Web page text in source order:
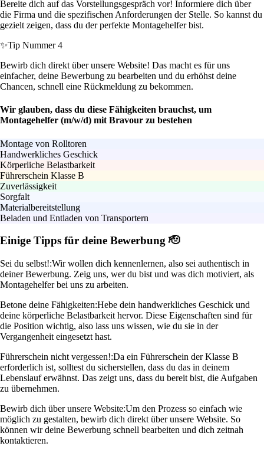
Bereite dich auf das Vorstellungsgespräch vor! Informiere dich über
die Firma und die spezifischen Anforderungen der Stelle. So kannst du
gezielt zeigen, dass du der perfekte Montagehelfer bist.
✨Tip Nummer 4
Bewirb dich direkt über unsere Website! Das macht es für uns
einfacher, deine Bewerbung zu bearbeiten und du erhöhst deine
Chancen, schnell eine Rückmeldung zu bekommen.
Wir glauben, dass du diese Fähigkeiten brauchst, um
Montagehelfer (m/w/d) mit Bravour zu bestehen
Montage von Rolltoren
Handwerkliches Geschick
Körperliche Belastbarkeit
Führerschein Klasse B
Zuverlässigkeit
Sorgfalt
Materialbereitstellung
Beladen und Entladen von Transportern
Einige Tipps für deine Bewerbung 🫡
Sei du selbst!:Wir wollen dich kennenlernen, also sei authentisch in
deiner Bewerbung. Zeig uns, wer du bist und was dich motiviert, als
Montagehelfer bei uns zu arbeiten.
Betone deine Fähigkeiten:Hebe dein handwerkliches Geschick und
deine körperliche Belastbarkeit hervor. Diese Eigenschaften sind für
die Position wichtig, also lass uns wissen, wie du sie in der
Vergangenheit eingesetzt hast.
Führerschein nicht vergessen!:Da ein Führerschein der Klasse B
erforderlich ist, solltest du sicherstellen, dass du das in deinem
Lebenslauf erwähnst. Das zeigt uns, dass du bereit bist, die Aufgaben
zu übernehmen.
Bewirb dich über unsere Website:Um den Prozess so einfach wie
möglich zu gestalten, bewirb dich direkt über unsere Website. So
können wir deine Bewerbung schnell bearbeiten und dich zeitnah
kontaktieren.